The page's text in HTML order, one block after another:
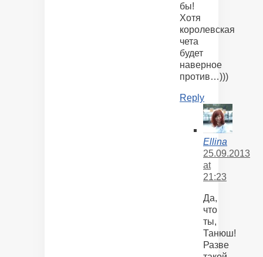
бы!
Хотя
королевская
чета
будет
наверное
против…)))
Reply
Ellina
25.09.2013
at
21:23
Да,
что
ты,
Танюш!
Разве